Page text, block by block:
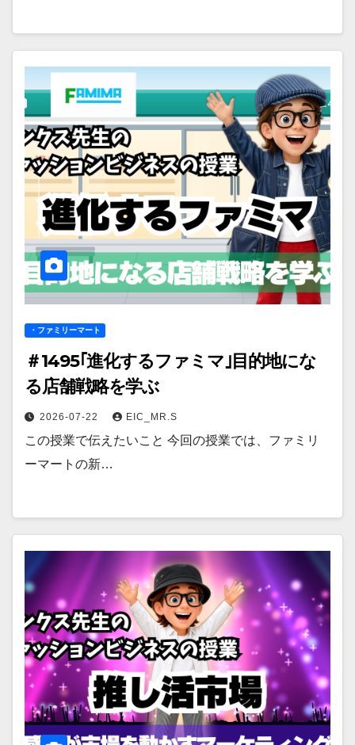
・ファミリーマート
＃1495｢進化するファミマ｣目的地にな
る店舗戦略を学ぶ
2026-07-22 EIC_MR.S
この授業で伝えたいこと 今回の授業では、ファミリ
ーマートの新…